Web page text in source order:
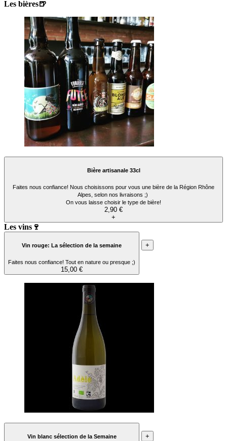
Les bières🍺
Bière artisanale 33cl
Faites nous confiance! Nous choisissons pour vous une bière de la Région Rhône
Alpes, selon nos livraisons ;)
On vous laisse choisir le type de bière!
2,90 €
+
Les vins🍷
Vin rouge: La sélection de la semaine
Faites nous confiance! Tout en nature ou presque ;)
15,00 €
+
Vin blanc sélection de la Semaine +